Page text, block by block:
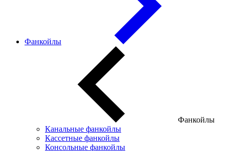
Фанкойлы
Фанкойлы
Канальные фанкойлы
Кассетные фанкойлы
Консольные фанкойлы